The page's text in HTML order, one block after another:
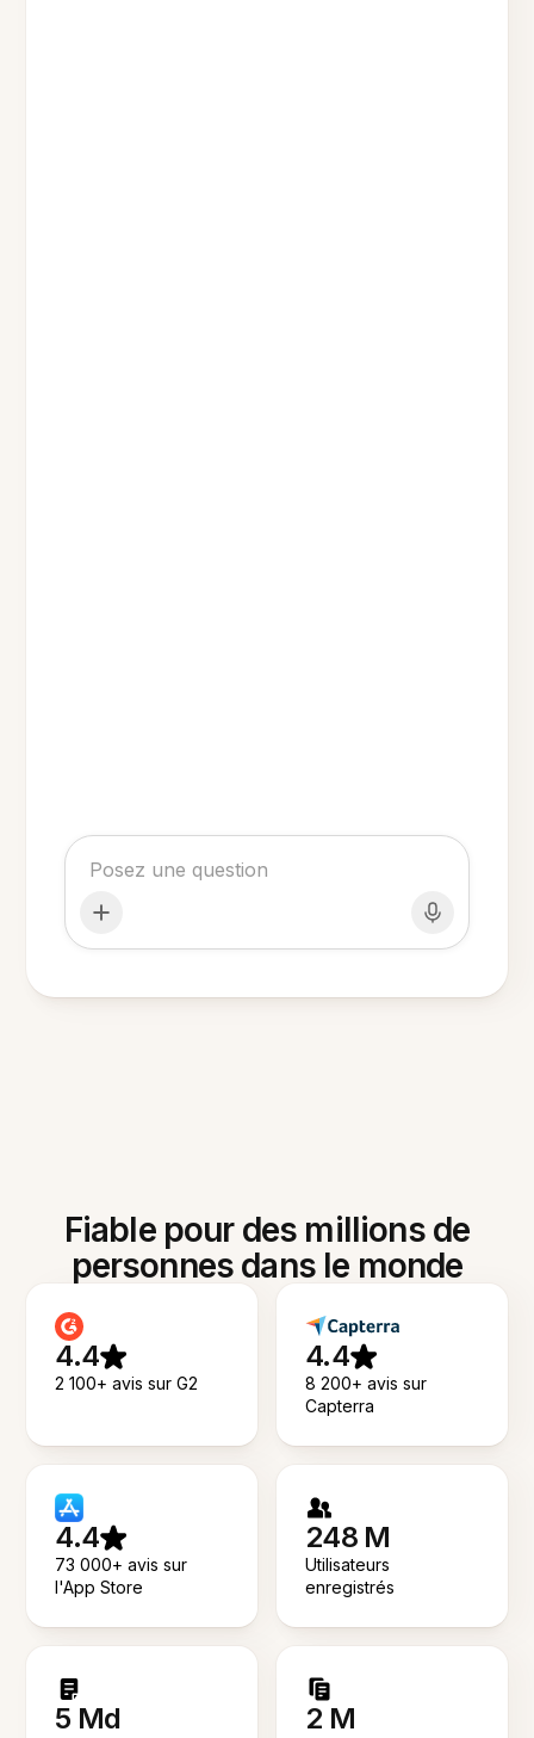
Fiable pour des millions de
personnes dans le monde
4.4
2 100+ avis sur G2
4.4
8 200+ avis sur
Capterra
4.4
73 000+ avis sur
l'App Store
248 M
Utilisateurs
enregistrés
5 Md 2 M